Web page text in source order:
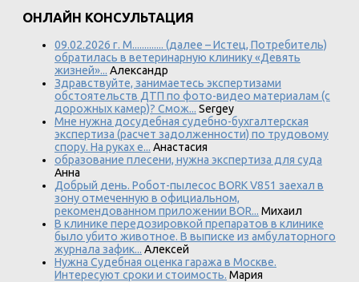
ОНЛАЙН КОНСУЛЬТАЦИЯ
09.02.2026 г. М............. (далее – Истец, Потребитель)
обратилась в ветеринарную клинику «Девять
жизней»... Александр
Здравствуйте, занимаетесь экспертизами
обстоятельств ДТП по фото-видео материалам (с
дорожных камер)? Смож... Sergey
Мне нужна досудебная судебно-бухгалтерская
экспертиза (расчет задолженности) по трудовому
спору. На руках е... Анастасия
образование плесени, нужна экспертиза для суда
Анна
Добрый день. Робот-пылесос BORK V851 заехал в
зону отмеченную в официальном,
рекомендованном приложении BOR... Михаил
В клинике передозировкой препаратов в клинике
было убито животное. В выписке из амбулаторного
журнала зафик... Алексей
Нужна Судебная оценка гаража в Москве.
Интересуют сроки и стоимость. Мария